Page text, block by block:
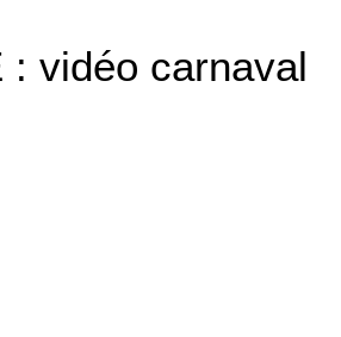
: vidéo carnaval